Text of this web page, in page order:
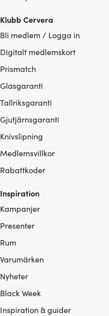
Klubb Cervera
Bli medlem / Logga in
Digitalt medlemskort
Prismatch
Glasgaranti
Tallriksgaranti
Gjutjärnsgaranti
Knivslipning
Medlemsvillkor
Rabattkoder
Inspiration
Kampanjer
Presenter
Rum
Varumärken
Nyheter
Black Week
Inspiration & guider